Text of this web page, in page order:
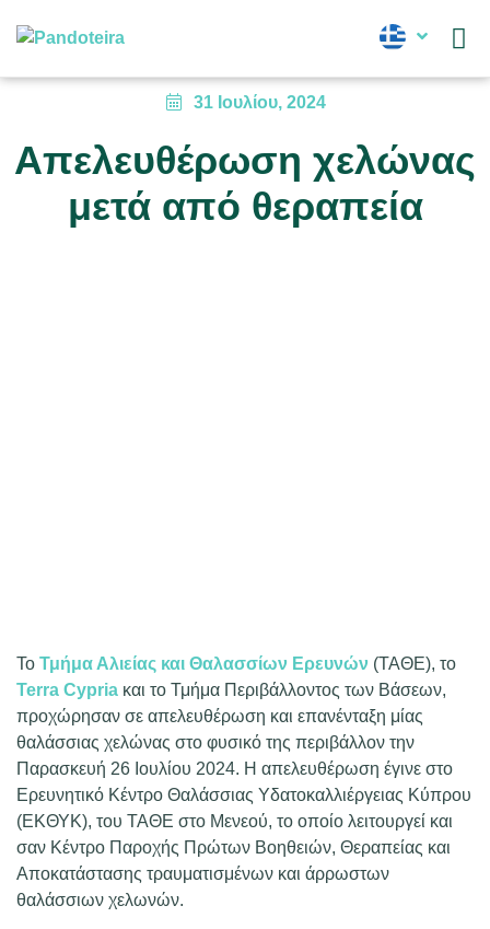
31 Ιουλίου, 2024
Απελευθέρωση χελώνας
μετά από θεραπεία
Το Τμήμα Αλιείας και Θαλασσίων Ερευνών (ΤΑΘΕ), το
Terra Cypria και το Τμήμα Περιβάλλοντος των Βάσεων,
προχώρησαν σε απελευθέρωση και επανένταξη μίας
θαλάσσιας χελώνας στο φυσικό της περιβάλλον την
Παρασκευή 26 Ιουλίου 2024. Η απελευθέρωση έγινε στο
Ερευνητικό Κέντρο Θαλάσσιας Υδατοκαλλιέργειας Κύπρου
(ΕΚΘΥΚ), του ΤΑΘΕ στο Μενεού, το οποίο λειτουργεί και
σαν Κέντρο Παροχής Πρώτων Βοηθειών, Θεραπείας και
Αποκατάστασης τραυματισμένων και άρρωστων
θαλάσσιων χελωνών.